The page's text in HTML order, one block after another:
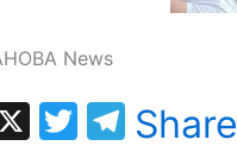
News
X
T
T
Share